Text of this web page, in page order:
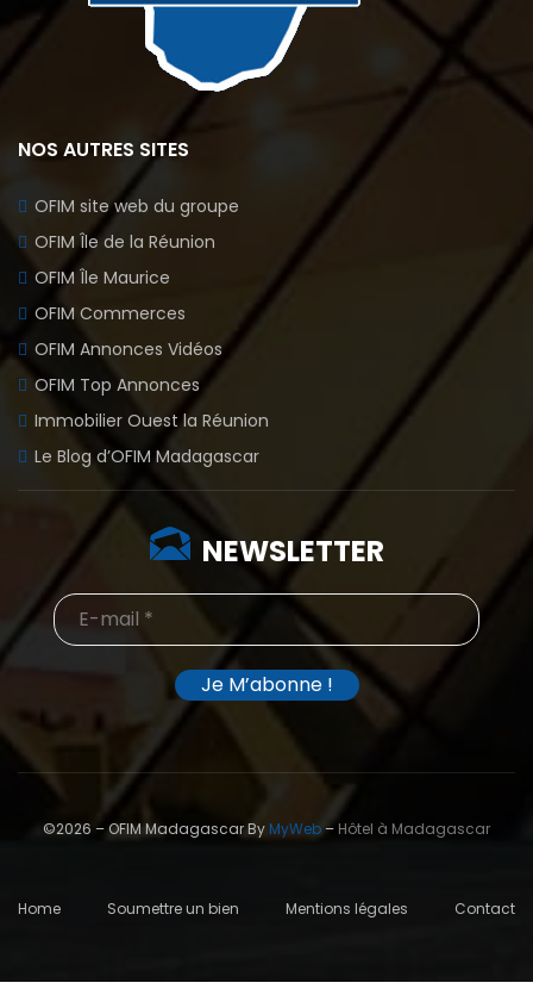
NOS AUTRES SITES
OFIM site web du groupe
OFIM Île de la Réunion
OFIM Île Maurice
OFIM Commerces
OFIM Annonces Vidéos
OFIM Top Annonces
Immobilier Ouest la Réunion
Le Blog d’OFIM Madagascar
NEWSLETTER
©2026 – OFIM Madagascar ByMyWeb– Hôtel à Madagascar
Home Soumettre un bien Mentions légales Contact